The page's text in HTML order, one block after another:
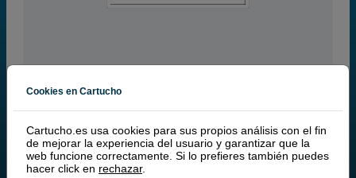
HP 822A toner (HP C8550A) negro es un producto original de HP.
De la serie HP C8550A. Con este HP 822A toner (HP C8550A)
Cookies en Cartucho
Cartucho.es usa cookies para sus propios análisis con el fin
de mejorar la experiencia del usuario y garantizar que la
web funcione correctamente. Si lo prefieres también puedes
hacer click en rechazar.